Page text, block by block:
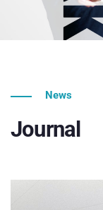
News
Journal